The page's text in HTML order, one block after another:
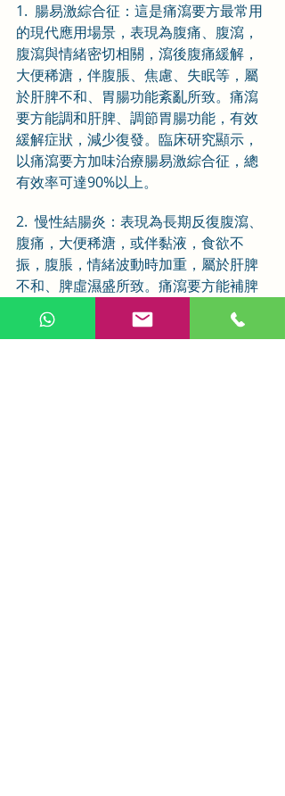
1.  腸易激綜合征：這是痛瀉要方最常用
的現代應用場景，表現為腹痛、腹瀉，
腹瀉與情緒密切相關，瀉後腹痛緩解，
大便稀溏，伴腹脹、焦慮、失眠等，屬
於肝脾不和、胃腸功能紊亂所致。痛瀉
要方能調和肝脾、調節胃腸功能，有效
緩解症狀，減少復發。臨床研究顯示，
以痛瀉要方加味治療腸易激綜合征，總
有效率可達90%以上。
2.  慢性結腸炎：表現為長期反復腹瀉、
腹痛，大便稀溏，或伴黏液，食欲不
振，腹脹，情緒波動時加重，屬於肝脾
不和、脾虛濕盛所致。痛瀉要方能補脾
祛濕、柔肝止痛，改善腸道功能，緩解
腹瀉、腹痛症狀，輔助修復腸道黏膜。